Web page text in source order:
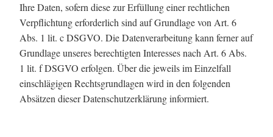
Ihre Daten, sofern diese zur Erfüllung einer rechtlichen
Verpflichtung erforderlich sind auf Grundlage von Art. 6
Abs. 1 lit. c DSGVO. Die Datenverarbeitung kann ferner auf
Grundlage unseres berechtigten Interesses nach Art. 6 Abs.
1 lit. f DSGVO erfolgen. Über die jeweils im Einzelfall
einschlägigen Rechtsgrundlagen wird in den folgenden
Absätzen dieser Datenschutzerklärung informiert.